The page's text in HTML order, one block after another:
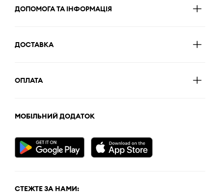
ДОПОМОГА ТА ІНФОРМАЦІЯ
ДОСТАВКА
ОПЛАТА
МОБІЛЬНИЙ ДОДАТОК
СТЕЖТЕ ЗА НАМИ: